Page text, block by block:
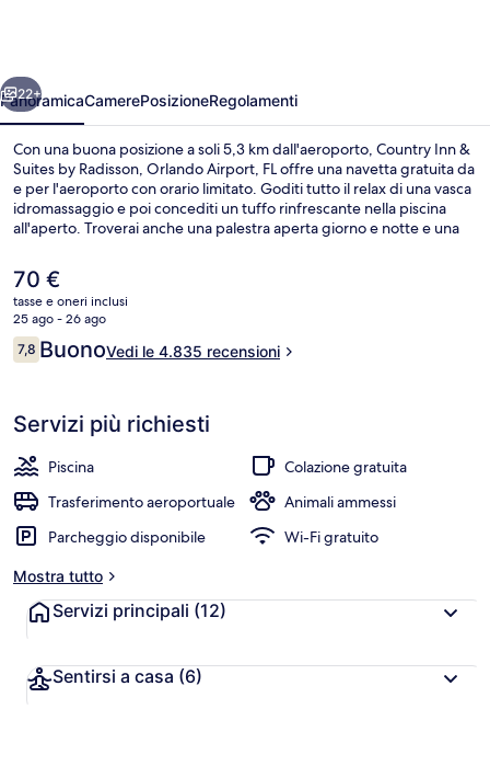
Radisson,
Orlando
Airport,
FL
Avanti
22+
PanoramicaCamerePosizioneRegolamenti
Con una buona posizione a soli 5,3 km dall'aeroporto, Country Inn &
Suites by Radisson, Orlando Airport, FL offre una navetta gratuita da
e per l'aeroporto con orario limitato. Goditi tutto il relax di una vasca
idromassaggio e poi concediti un tuffo rinfrescante nella piscina
all'aperto. Troverai anche una palestra aperta giorno e notte e una
microonde. Le recensioni dei viaggiatori menzionano il personale
gentile e la posizione invidiabile.
Il
prezzo
attuale
è
70 €
70 €
tasse e oneri inclusi
25 ago - 26 ago
Recensioni
7,87,8 su 10
BuonoVedi le 4.835 recensioni
Servizi più richiesti
Piscina
Colazione gratuita
Trasferimento aeroportuale
Animali ammessi
Parcheggio disponibile
Wi-Fi gratuito
Mostra tutto
Servizi principali (12)
Sentirsi a casa (6)